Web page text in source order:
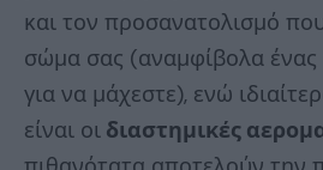
και τον προσανατολισμό
σώμα σας (αναμφίβολα ένας
για να μάχεστε), ενώ
είναι οι διαστημικές